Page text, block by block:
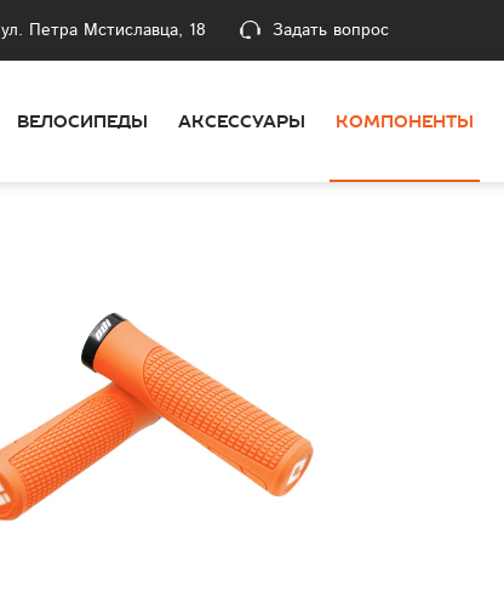
ул. Петра Мстиславца, 18 Задать вопрос
ВЕЛОСИПЕДЫ АКСЕССУАРЫ КОМПОНЕНТЫ